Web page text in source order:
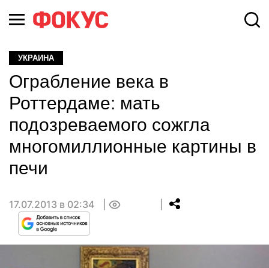
УКРАИНА
Ограбление века в
Роттердаме: мать
подозреваемого сожгла
многомиллионные картины в
печи
17.07.2013 в 02:34